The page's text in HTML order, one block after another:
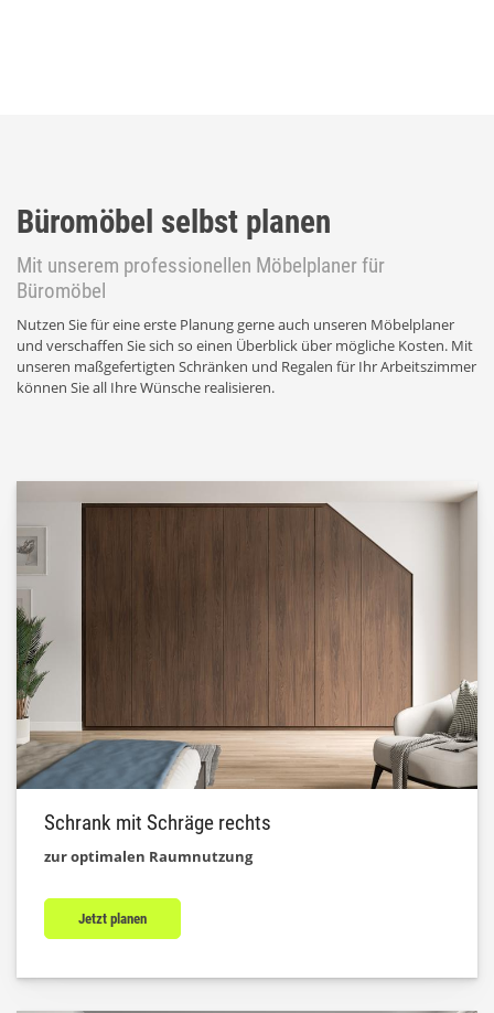
Büromöbel selbst planen
Mit unserem professionellen Möbelplaner für
Büromöbel
Nutzen Sie für eine erste Planung gerne auch unseren Möbelplaner
und verschaffen Sie sich so einen Überblick über mögliche Kosten. Mit
unseren maßgefertigten Schränken und Regalen für Ihr Arbeitszimmer
können Sie all Ihre Wünsche realisieren.
Schrank mit Schräge rechts
zur optimalen Raumnutzung
Jetzt planen